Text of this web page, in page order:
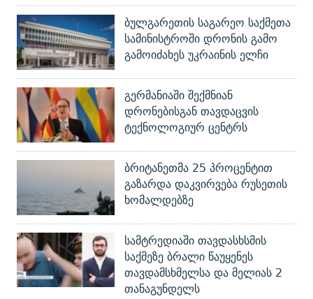
ბულგარეთის საგარეო საქმეთა
სამინისტროში დრონის გამო
გამოიძახეს უკრაინის ელჩი
გერმანიაში შექმნიან
დრონებისგან თავდაცვის
ტექნოლოგიურ ცენტრს
ბრიტანეთმა 25 პროცენტით
გაზარდა დაკვირვება რუსეთის
ხომალდებზე
სამტრედიაში თავდასხსმის
საქმეზე ბრალი წაუყენეს
თავდამსხმელსა და მელიას 2
თანაგუნდელს